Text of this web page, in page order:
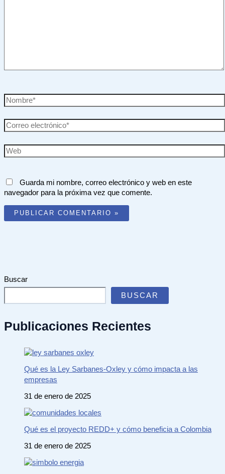
Nombre*
Correo
electrónico*
Web
Guarda mi nombre, correo electrónico y web en este
navegador para la próxima vez que comente.
Buscar
BUSCAR
Publicaciones Recientes
Qué es la Ley Sarbanes-Oxley y cómo impacta a las
empresas
31 de enero de 2025
Qué es el proyecto REDD+ y cómo beneficia a Colombia
31 de enero de 2025